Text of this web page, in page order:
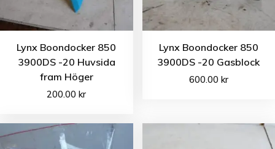
Lynx Boondocker 850
3900DS -20 Huvsida
fram Höger
200.00kr
Lynx Boondocker 850
3900DS -20 Gasblock
600.00 kr